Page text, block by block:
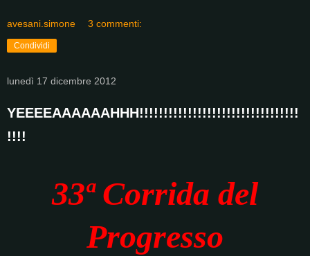
avesani.simone 3 commenti:
Condividi
lunedì 17 dicembre 2012
YEEEEAAAAAAHHH!!!!!!!!!!!!!!!!!!!!!!!!!!!!!!!!!
!!!!
33ª Corrida del
Progresso